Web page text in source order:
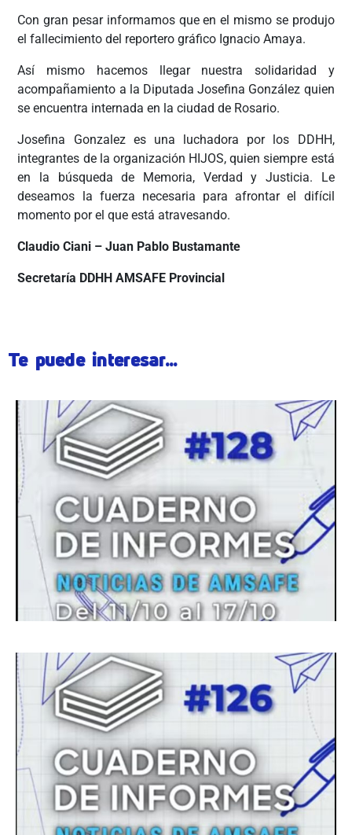
Con gran pesar informamos que en el mismo se produjo
el fallecimiento del reportero gráfico Ignacio Amaya.
Así mismo hacemos llegar nuestra solidaridad y
acompañamiento a la Diputada Josefina González quien
se encuentra internada en la ciudad de Rosario.
Josefina Gonzalez es una luchadora por los DDHH,
integrantes de la organización HIJOS, quien siempre está
en la búsqueda de Memoria, Verdad y Justicia. Le
deseamos la fuerza necesaria para afrontar el difícil
momento por el que está atravesando.
Claudio Ciani – Juan Pablo Bustamante
Secretaría DDHH AMSAFE Provincial
Te puede interesar...